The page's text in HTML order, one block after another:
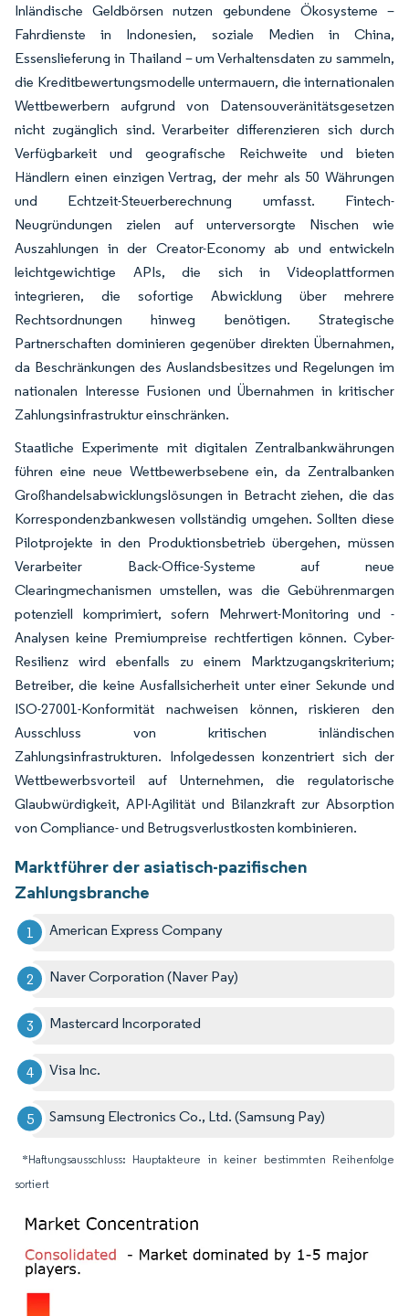
Inländische Geldbörsen nutzen gebundene Ökosysteme –
Fahrdienste in Indonesien, soziale Medien in China,
Essenslieferung in Thailand – um Verhaltensdaten zu sammeln,
die Kreditbewertungsmodelle untermauern, die internationalen
Wettbewerbern aufgrund von Datensouveränitätsgesetzen
nicht zugänglich sind. Verarbeiter differenzieren sich durch
Verfügbarkeit und geografische Reichweite und bieten
Händlern einen einzigen Vertrag, der mehr als 50 Währungen
und Echtzeit-Steuerberechnung umfasst. Fintech-
Neugründungen zielen auf unterversorgte Nischen wie
Auszahlungen in der Creator-Economy ab und entwickeln
leichtgewichtige APIs, die sich in Videoplattformen
integrieren, die sofortige Abwicklung über mehrere
Rechtsordnungen hinweg benötigen. Strategische
Partnerschaften dominieren gegenüber direkten Übernahmen,
da Beschränkungen des Auslandsbesitzes und Regelungen im
nationalen Interesse Fusionen und Übernahmen in kritischer
Zahlungsinfrastruktur einschränken.
Staatliche Experimente mit digitalen Zentralbankwährungen
führen eine neue Wettbewerbsebene ein, da Zentralbanken
Großhandelsabwicklungslösungen in Betracht ziehen, die das
Korrespondenzbankwesen vollständig umgehen. Sollten diese
Pilotprojekte in den Produktionsbetrieb übergehen, müssen
Verarbeiter Back-Office-Systeme auf neue
Clearingmechanismen umstellen, was die Gebührenmargen
potenziell komprimiert, sofern Mehrwert-Monitoring und -
Analysen keine Premiumpreise rechtfertigen können. Cyber-
Resilienz wird ebenfalls zu einem Marktzugangskriterium;
Betreiber, die keine Ausfallsicherheit unter einer Sekunde und
ISO-27001-Konformität nachweisen können, riskieren den
Ausschluss von kritischen inländischen
Zahlungsinfrastrukturen. Infolgedessen konzentriert sich der
Wettbewerbsvorteil auf Unternehmen, die regulatorische
Glaubwürdigkeit, API-Agilität und Bilanzkraft zur Absorption
von Compliance- und Betrugsverlustkos­ten kombinieren.
Marktführer der asiatisch-pazifischen
Zahlungsbranche
American Express Company
Naver Corporation (Naver Pay)
Mastercard Incorporated
Visa Inc.
Samsung Electronics Co., Ltd. (Samsung Pay)
*Haftungsausschluss: Hauptakteure in keiner bestimmten Reihenfolge
sortiert